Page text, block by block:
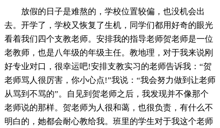
放假的日子是难熬的，学校位置较偏，也没机会出
去。开学了，学校又恢复了生机，同学们都用好奇的眼光
看着我们四个支教老师。安排我的指导老师贺老师是一位
老教师，也是八年级的年级主任。教地理，对于我来说刚
好专业对口，很幸运吧!安排支教实习的老师告诉我：“贺
老师骂人很厉害，你小心点!”我说：“我会努力做到让老师
从骂到不骂的”。自见到贺老师之后，我发现并不像那个
老师说的那样。贺老师为人很和蔼，也很负责，有什么不
明白的，她都会耐心教给我。班里的学生对于我这个老师